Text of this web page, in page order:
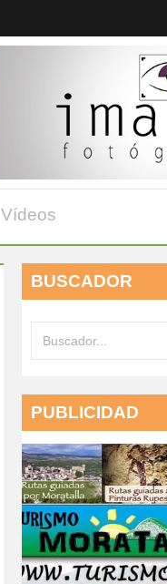
Vídeos
BUSCADOR
PUBLICIDAD